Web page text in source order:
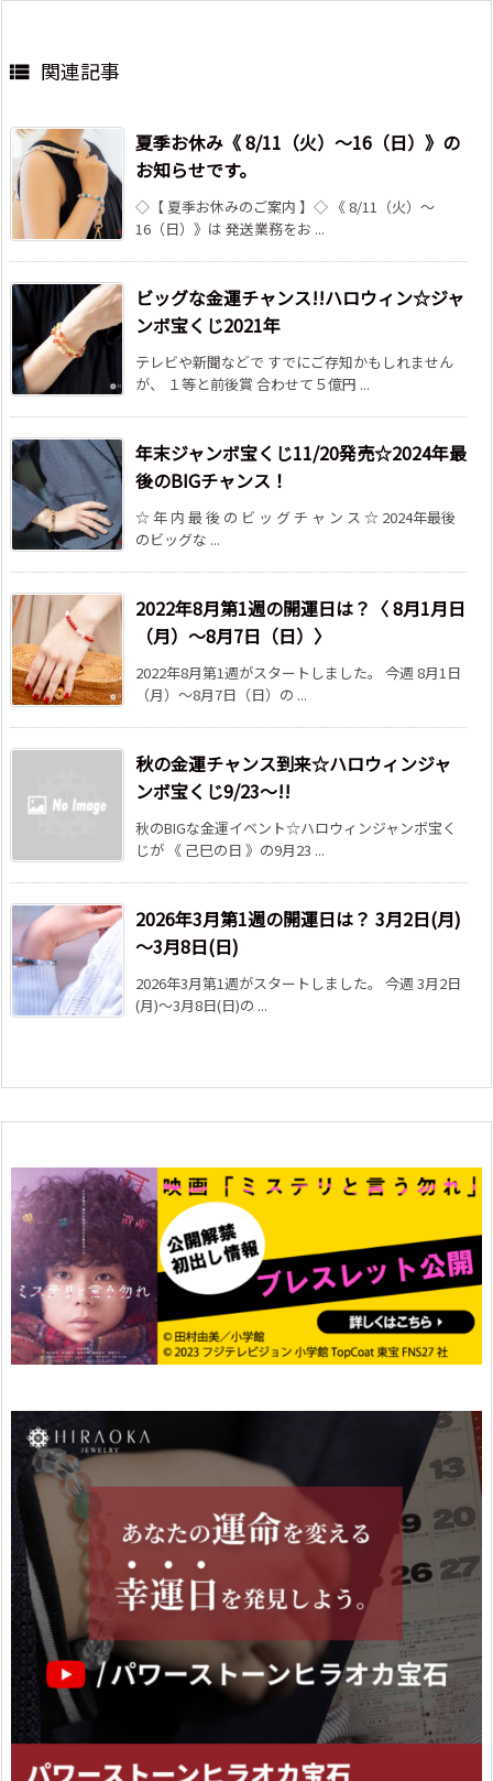
 関連記事
夏季お休み《 8/11（火）～16（日）》の
お知らせです。
◇【 夏季お休みのご案内 】◇ 《 8/11（火）～
16（日）》は 発送業務をお ...
ビッグな金運チャンス!!ハロウィン☆ジャ
ンボ宝くじ2021年
テレビや新聞などで すでにご存知かもしれません
が、 １等と前後賞 合わせて５億円 ...
年末ジャンボ宝くじ11/20発売☆2024年最
後のBIGチャンス！
☆ 年 内 最 後 の ビ ッ グ チ ャ ン ス ☆ 2024年最後
のビッグな ...
2022年8月第1週の開運日は？〈 8月1月日
（月）～8月7日（日）〉
2022年8月第1週がスタートしました。 今週 8月1日
（月）～8月7日（日）の ...
秋の金運チャンス到来☆ハロウィンジャ
ンボ宝くじ9/23～!!
秋のBIGな金運イベント☆ハロウィンジャンボ宝く
じが 《 己巳の日 》の9月23 ...
2026年3月第1週の開運日は？ 3月2日(月)
～3月8日(日)
2026年3月第1週がスタートしました。 今週 3月2日
(月)～3月8日(日)の ...